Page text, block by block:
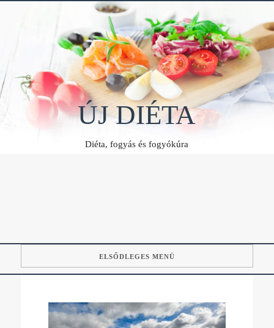
ÚJ DIÉTA
Diéta, fogyás és fogyókúra
ELSŐDLEGES MENÜ